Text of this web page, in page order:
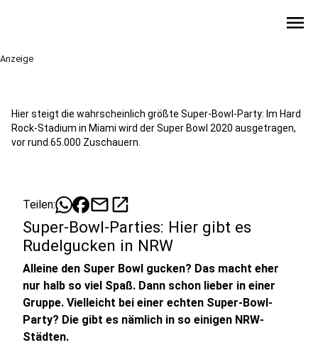
menu
Anzeige
Hier steigt die wahrscheinlich größte Super-Bowl-Party: Im Hard
Rock-Stadium in Miami wird der Super Bowl 2020 ausgetragen,
vor rund 65.000 Zuschauern.
Teilen: mailopen_in_new
Super-Bowl-Parties: Hier gibt es
Rudelgucken in NRW
Alleine den Super Bowl gucken? Das macht eher
nur halb so viel Spaß. Dann schon lieber in einer
Gruppe. Vielleicht bei einer echten Super-Bowl-
Party? Die gibt es nämlich in so einigen NRW-
Städten.